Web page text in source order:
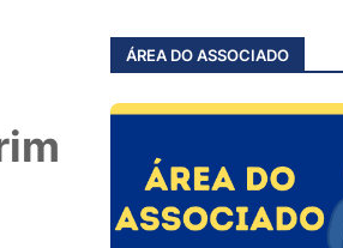
ÁREA DO ASSOCIADO